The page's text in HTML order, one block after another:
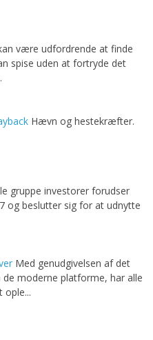
være udfordrende at finde
spise uden at fortryde det
Hævn og hestekræfter.
gruppe investorer forudser
og beslutter sig for at udnytte
Med genudgivelsen af det
de moderne platforme, har alle
ople...